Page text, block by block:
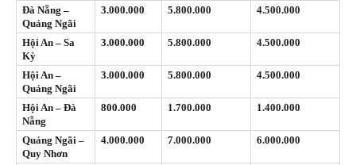
Đà Nẵng –
Quảng Ngãi
3.000.000 5.800.000 4.500.000
Hội An – Sa
Kỳ
3.000.000 5.800.000 4.500.000
Hội An –
Quảng Ngãi
3.000.000 5.800.000 4.500.000
Hội An – Đà
Nẵng
800.000 1.700.000 1.400.000
Quảng Ngãi –
Quy Nhơn
4.000.000 7.000.000 6.000.000